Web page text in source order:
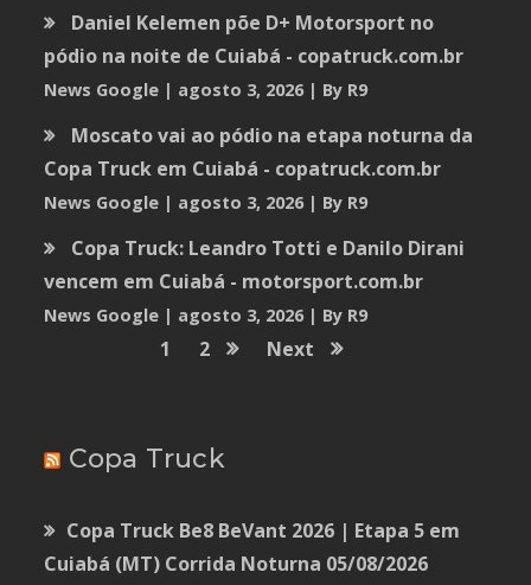
Daniel Kelemen põe D+ Motorsport no
pódio na noite de Cuiabá - copatruck.com.br
News Google agosto 3, 2026 By R9
Moscato vai ao pódio na etapa noturna da
Copa Truck em Cuiabá - copatruck.com.br
News Google agosto 3, 2026 By R9
Copa Truck: Leandro Totti e Danilo Dirani
vencem em Cuiabá - motorsport.com.br
News Google agosto 3, 2026 By R9
1 2 Next
Copa Truck
Copa Truck Be8 BeVant 2026 | Etapa 5 em
Cuiabá (MT) Corrida Noturna 05/08/2026